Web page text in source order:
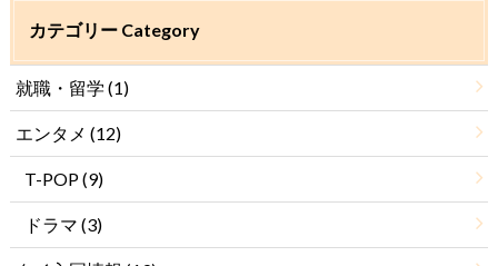
カテゴリー Category
就職・留学 (1)
エンタメ (12)
T-POP(9)
ドラマ (3)